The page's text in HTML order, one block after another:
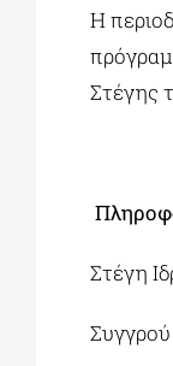
H
Στέγης
Στέγη